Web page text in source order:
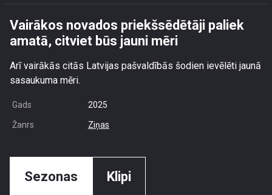
Vairākos novados priekšsēdētāji paliek
amatā, citviet būs jauni mēri
Arī vairākās citās Latvijas pašvaldībās šodien ievēlēti jaunā
sasaukuma mēri.
Gads 2025
Žanrs Ziņas
Sezonas Klipi